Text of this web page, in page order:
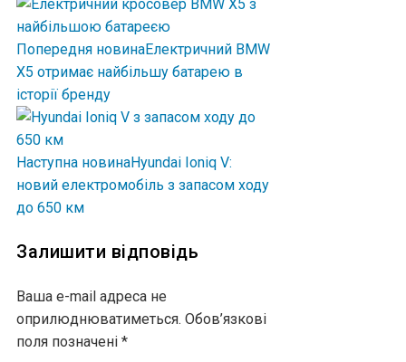
Попередня новинаЕлектричний BMW
X5 отримає найбільшу батарею в
історії бренду
Наступна новинаHyundai Ioniq V:
новий електромобіль з запасом ходу
до 650 км
Залишити відповідь
Ваша e-mail адреса не
оприлюднюватиметься. Обов’язкові
поля позначені *